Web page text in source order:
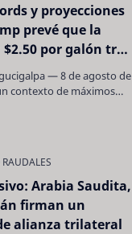
y proyecciones
prevé que la
por galón tras
de Ormuz
— 8 de agosto de
Arabia Saudita,
firman un
alianza trilateral